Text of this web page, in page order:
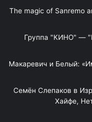
"The magic of Sanremo
Группа "КИНО" —
Макаревич и Белый:
Семён Слепаков в
Хайфе,